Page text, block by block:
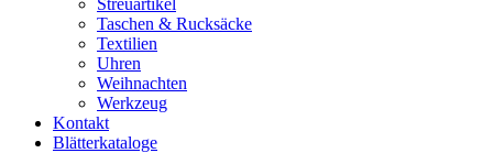
Streuartikel
Taschen & Rucksäcke
Textilien
Uhren
Weihnachten
Werkzeug
Kontakt
Blätterkataloge